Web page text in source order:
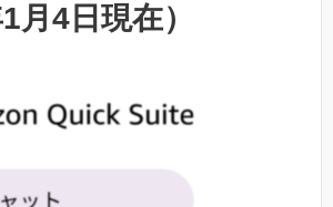
月4日現在）